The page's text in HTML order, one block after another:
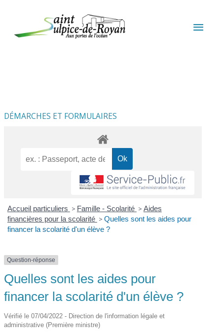
DÉMARCHES ET FORMULAIRES
Accueil particuliers > Famille - Scolarité > Aides
financières pour la scolarité > Quelles sont les aides pour
financer la scolarité d'un élève ?
Question-réponse
Quelles sont les aides pour
financer la scolarité d'un élève ?
Vérifié le 07/04/2022 - Direction de l'information légale et
administrative (Première ministre)